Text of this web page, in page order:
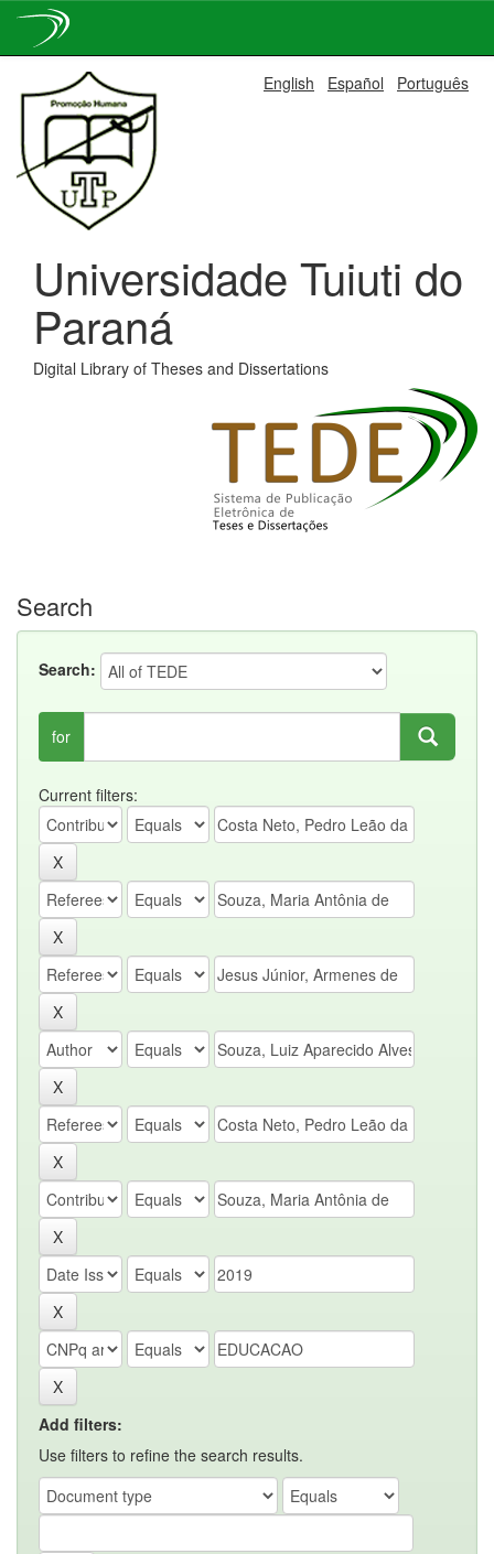
navigation
English Español Português
Universidade Tuiuti do
Paraná
Digital Library of Theses and Dissertations
Search
Search:
for
Current filters:
Add filters:
Use filters to refine the search results.